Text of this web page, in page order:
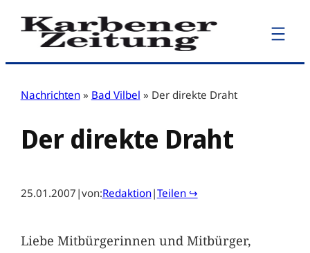
Zum
Inhalt
Nachrichten » Bad Vilbel » Der direkte Draht
Der direkte Draht
25.01.2007 |von:Redaktion|Teilen ↪
Liebe Mitbürgerinnen und Mitbürger,